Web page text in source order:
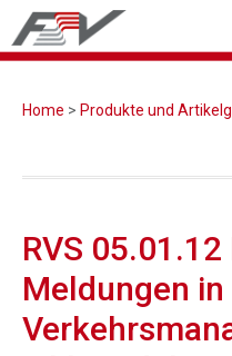
Home > Produkte und
RVS
Meldungen